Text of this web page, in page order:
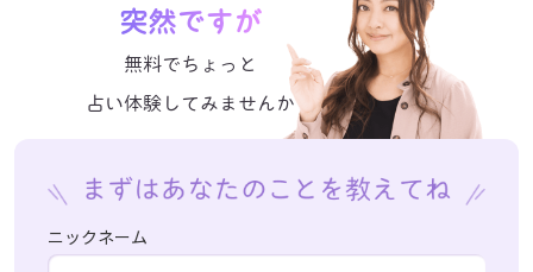
突然ですが
無料でちょっと
占い体験してみませんか
ニックネーム